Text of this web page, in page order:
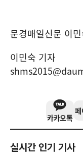
문경매일신문 이
이민숙 기자
카카오톡
실시간 인기 기사